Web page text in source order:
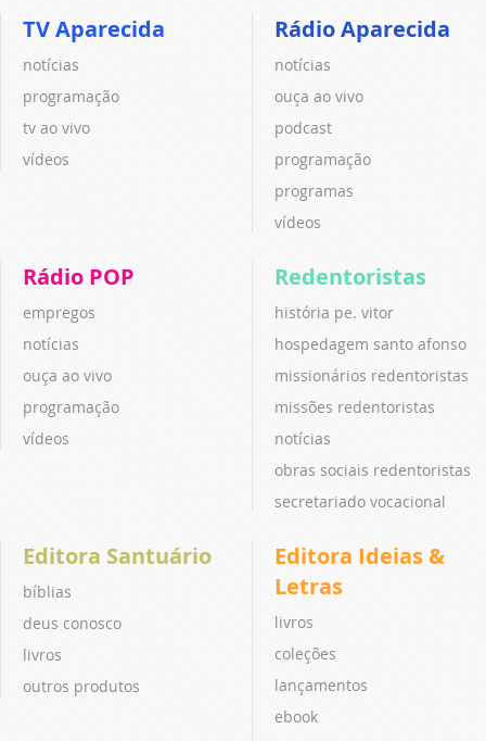
TV Aparecida
notícias
programação
tv ao vivo
vídeos
Rádio Aparecida
notícias
ouça ao vivo
podcast
programação
programas
vídeos
Rádio POP
empregos
notícias
ouça ao vivo
programação
vídeos
Redentoristas
história pe. vitor
hospedagem santo afonso
missionários redentoristas
missões redentoristas
notícias
obras sociais redentoristas
secretariado vocacional
Editora Santuário
bíblias
deus conosco
livros
outros produtos
Editora Ideias &
Letras
livros
coleções
lançamentos
ebook